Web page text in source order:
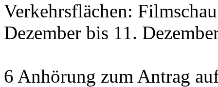
Verkehrsflächen:
Dezember bis 11.
6 Anhörung zum Antrag